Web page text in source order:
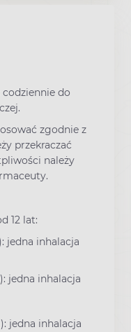
codziennie do
zgodnie z
przekraczać
należy
12 lat:
jedna inhalacja
jedna inhalacja
jedna inhalacja